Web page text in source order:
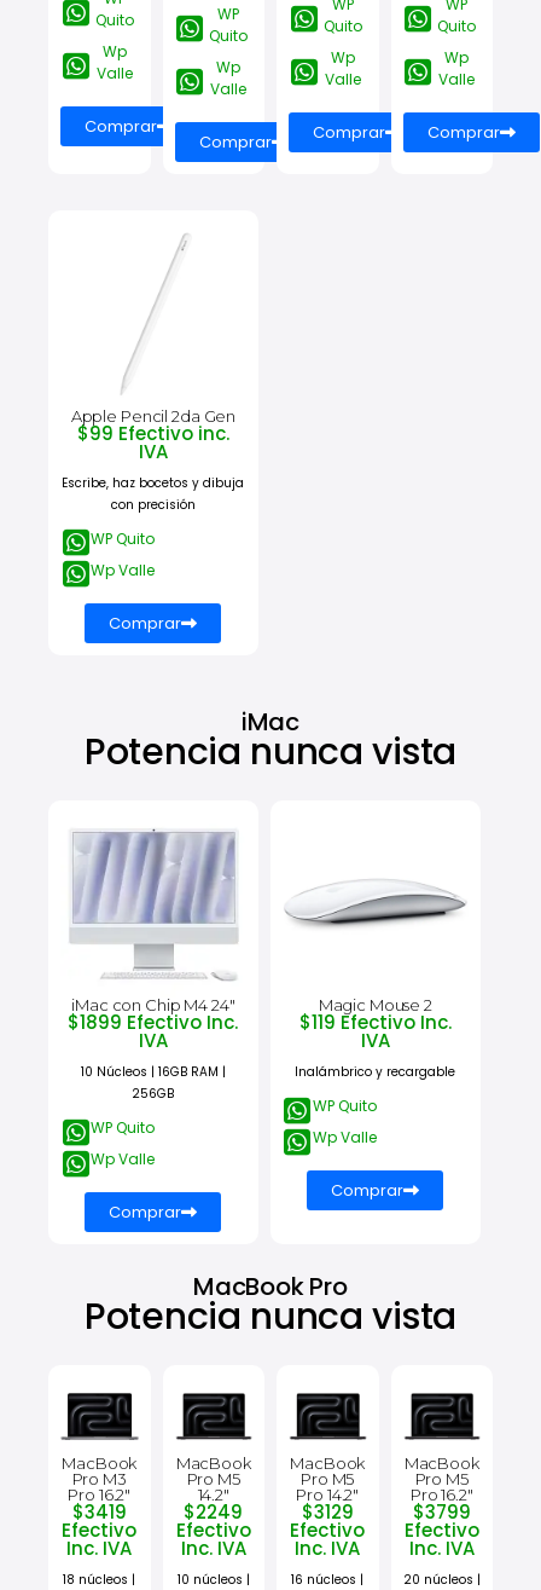
Quito
Wp
Valle
Comprar
WP
Quito
Wp
Valle
Comprar
Quito
Wp
Valle
Comprar
Quito
Wp
Valle
Comprar
Apple Pencil 2da Gen
$99 Efectivo inc.
IVA
Escribe, haz bocetos y dibuja
con precisión
WP Quito
Wp Valle
Comprar
iMac
Potencia nunca vista
iMac con Chip M4 24"
$1899 Efectivo Inc.
IVA
10 Núcleos | 16GB RAM |
256GB
WP Quito
Wp Valle
Comprar
Magic Mouse 2
$119 Efectivo Inc.
IVA
Inalámbrico y recargable
WP Quito
Wp Valle
Comprar
MacBook Pro
Potencia nunca vista
MacBook
Pro M3
Pro 16.2"
$3419
Efectivo
Inc. IVA
18 núcleos |
MacBook
Pro M5
14.2"
$2249
Efectivo
Inc. IVA
10 núcleos |
MacBook
Pro M5
Pro 14.2"
$3129
Efectivo
Inc. IVA
16 núcleos |
MacBook
Pro M5
Pro 16.2"
$3799
Efectivo
Inc. IVA
20 núcleos |